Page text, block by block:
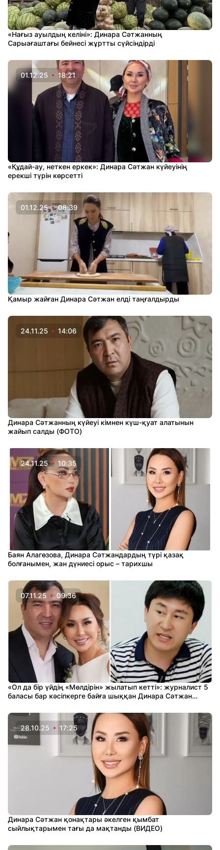
«Нағыз ауылдың келіні»: Динара Сәтжанның
Сарыағаштағы бейнесі жұртты сүйсіндірді
01.12.25 18:21
«Құдай-ау, неткен еркек»: Динара Сәтжан күйеуінің
ерекші түрін көрсетті
01.12.25 08:39
Қамыр жайған Динара Сәтжан елді таңғалдырды
24.11.25 14:06
Динара Сәтжанның күйеуі кімнен күш-қуат алатынын
жайып салды (ФОТО)
24.11.25 10:35
Баян Алагөзова, Динара Сәтжандардың түрі қазақ
болғанымен, жан дүниесі орыс – тарихшы
07.11.25 09:36
«Ол да бір үйдің «Мөлдірін» жылатып кетті»: журналист 5
баласы бар кәсіпкерге байға шыққан Динара Сәтжан
28.10.25 17:25
Динара Сәтжан қонақтары әкелген қымбат
сыйлықтарымен тағы да мақтанды (ВИДЕО)